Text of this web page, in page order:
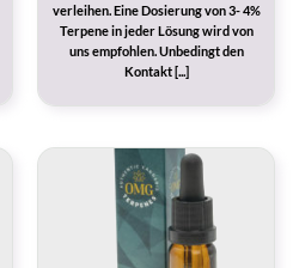
verleihen. Eine Dosierung von 3- 4%
Terpene in jeder Lösung wird von
uns empfohlen. Unbedingt den
Kontakt [...]